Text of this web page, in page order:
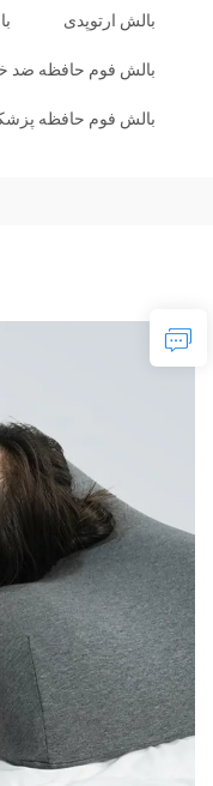
بالش ارتوپدی
بالش فوم حافظه ضد
بالش فوم حافظه